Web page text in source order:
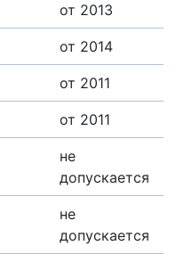
от 2013
от 2014
от 2011
от 2011
не
допускается
не
допускается